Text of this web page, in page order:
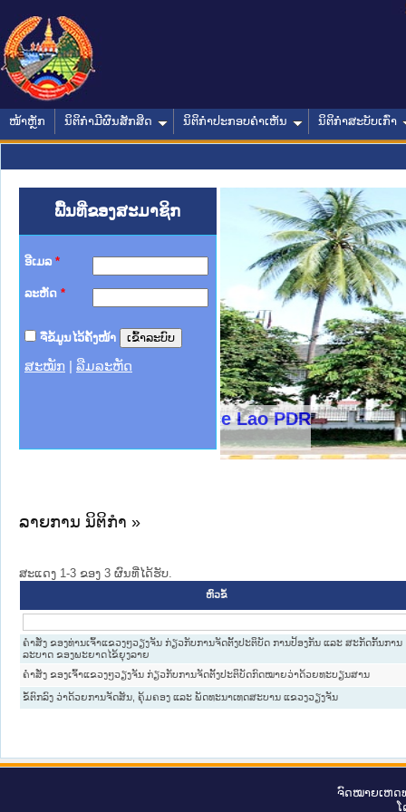
ໜ້າຫຼັກ ນິຕິກໍາມີຜົນສັກສິດ ນິຕິກໍາປະກອບຄໍາເຫັນ ນິຕິກໍາສະບັບເກົ່າ
ພື້ນທີ່ຂອງສະມາຊິກ
ອີເມລ *
ລະຫັດ *
ຈື່ຂໍ້ມູນໄວ້ຄັ້ງໜ້າ
ສະໝັກ ລືມລະຫັດ
of Justice Lao PDR
າຊົນ ພາກເໜືອ
ການ
ກາງ
ໃຕ້
ຕຳຫຼວດປະຊາຊົນ
ສັນຕິບານປະຊາຊົນ
ກເໜືອ
າຊົນ ພາກກາງ
ລາຍການ ນິຕິກໍາ »
ສະແດງ 1-3 ຂອງ 3 ຜົນທີ່ໄດ້ຮັບ.
ຫົວຂໍ້
ຄໍາສັ່ງ ຂອງທ່ານເຈົ້າແຂວງໆວຽງຈັນ ກ່ຽວກັບການຈັດຕັ້ງປະຕິບັດ ການປ້ອງກັນ ແລະ ສະກັດກັ້ນການ
ລະບາດ ຂອງພະຍາດໄຂ້ຍຸງລາຍ
ຄຳສັ່ງ ຂອງເຈົ້າແຂວງໆວຽງຈັນ ກ່ຽວກັບການຈັດຕັ້ງປະຕິບັດກົດໝາຍວ່າດ້ວຍທະບຽນສານ
ຂໍ້ຕົກລົງ ວ່າດ້ວຍການຈັດສັນ, ຄຸ້ມຄອງ ແລະ ພັດທະນາເທດສະບານ ແຂວງວຽງຈັນ
ຈົດ​ໝາຍ​ເຫດ​